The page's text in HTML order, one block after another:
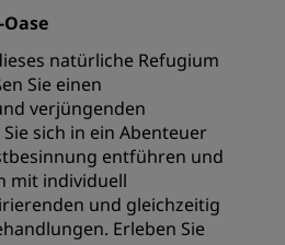
natürliche Refugium
Sie einen
verjüngenden
sich in ein Abenteuer
entführen und
mit individuell
und gleichzeitig
Erleben Sie